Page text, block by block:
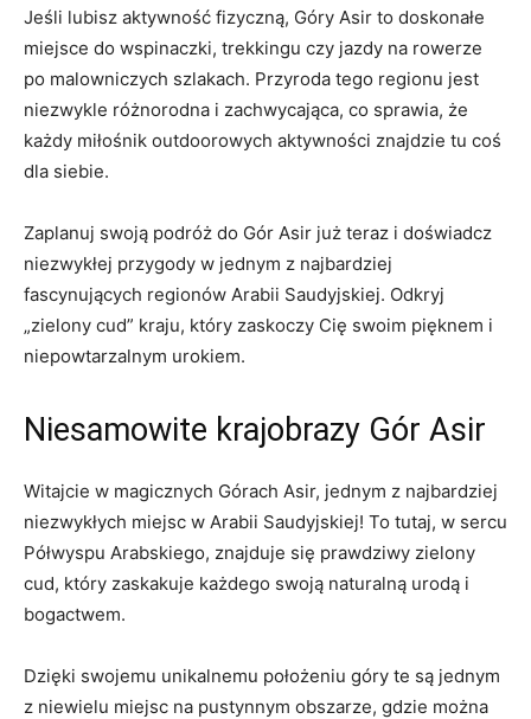
Jeśli lubisz aktywność fizyczną, Góry ‍Asir to doskonałe
miejsce do wspinaczki, trekkingu czy jazdy na rowerze
po malowniczych ‍szlakach.⁣ Przyroda tego regionu ​jest
⁣niezwykle różnorodna i zachwycająca, co sprawia, że
każdy miłośnik outdoorowych aktywności znajdzie tu coś​
dla ​siebie.
Zaplanuj ‍swoją podróż do Gór Asir ⁤już ⁣teraz i doświadcz
niezwykłej przygody w jednym ‍z najbardziej⁢
fascynujących regionów‍ Arabii ‌Saudyjskiej. Odkryj
„zielony ‍cud” ⁤kraju, który zaskoczy Cię swoim pięknem i
niepowtarzalnym urokiem.
Niesamowite krajobrazy Gór Asir
Witajcie w magicznych⁢ Górach Asir, jednym z najbardziej ​
niezwykłych miejsc ⁤w Arabii Saudyjskiej! To tutaj, ‌w sercu
Półwyspu Arabskiego,‌ znajduje się prawdziwy ‌zielony ​
cud,​ który zaskakuje ⁣każdego swoją‌ naturalną urodą i
bogactwem.
Dzięki swojemu unikalnemu położeniu góry te są jednym
z niewielu miejsc na ⁢pustynnym obszarze, gdzie można